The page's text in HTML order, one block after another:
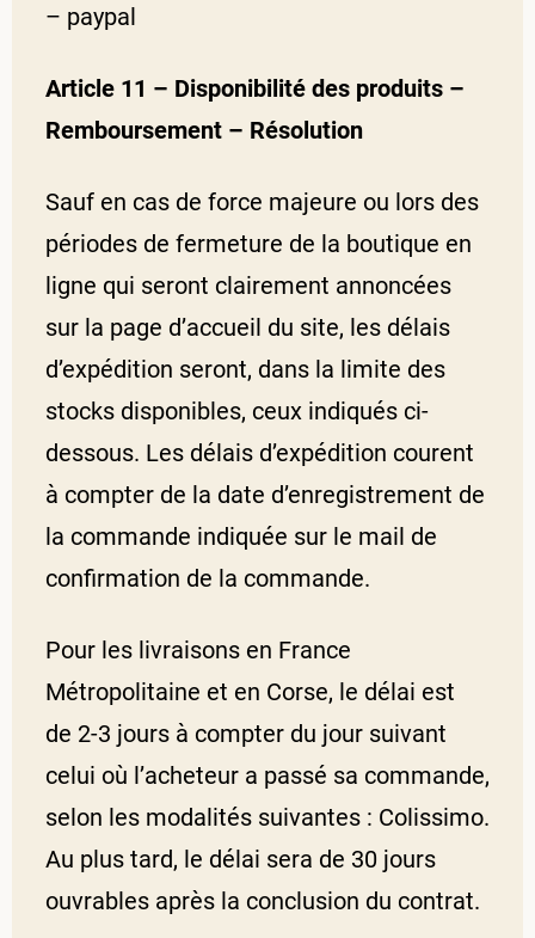
– paypal
Article 11 – Disponibilité des produits –
Remboursement – Résolution
Sauf en cas de force majeure ou lors des
périodes de fermeture de la boutique en
ligne qui seront clairement annoncées
sur la page d’accueil du site, les délais
d’expédition seront, dans la limite des
stocks disponibles, ceux indiqués ci-
dessous. Les délais d’expédition courent
à compter de la date d’enregistrement de
la commande indiquée sur le mail de
confirmation de la commande.
Pour les livraisons en France
Métropolitaine et en Corse, le délai est
de 2-3 jours à compter du jour suivant
celui où l’acheteur a passé sa commande,
selon les modalités suivantes : Colissimo.
Au plus tard, le délai sera de 30 jours
ouvrables après la conclusion du contrat.